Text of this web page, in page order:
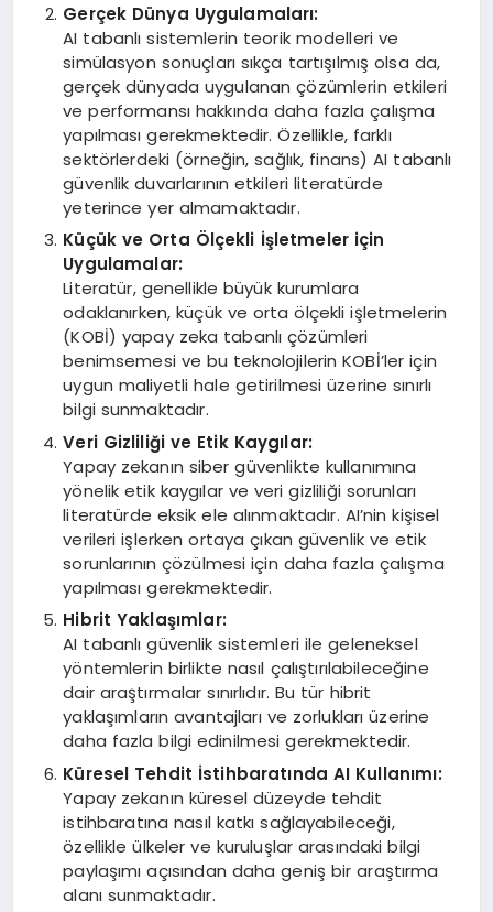
Gerçek Dünya Uygulamaları:
AI tabanlı sistemlerin teorik modelleri ve
simülasyon sonuçları sıkça tartışılmış olsa da,
gerçek dünyada uygulanan çözümlerin etkileri
ve performansı hakkında daha fazla çalışma
yapılması gerekmektedir. Özellikle, farklı
sektörlerdeki (örneğin, sağlık, finans) AI tabanlı
güvenlik duvarlarının etkileri literatürde
yeterince yer almamaktadır.
Küçük ve Orta Ölçekli İşletmeler için
Uygulamalar:
Literatür, genellikle büyük kurumlara
odaklanırken, küçük ve orta ölçekli işletmelerin
(KOBİ) yapay zeka tabanlı çözümleri
benimsemesi ve bu teknolojilerin KOBİ’ler için
uygun maliyetli hale getirilmesi üzerine sınırlı
bilgi sunmaktadır.
Veri Gizliliği ve Etik Kaygılar:
Yapay zekanın siber güvenlikte kullanımına
yönelik etik kaygılar ve veri gizliliği sorunları
literatürde eksik ele alınmaktadır. AI’nin kişisel
verileri işlerken ortaya çıkan güvenlik ve etik
sorunlarının çözülmesi için daha fazla çalışma
yapılması gerekmektedir.
Hibrit Yaklaşımlar:
AI tabanlı güvenlik sistemleri ile geleneksel
yöntemlerin birlikte nasıl çalıştırılabileceğine
dair araştırmalar sınırlıdır. Bu tür hibrit
yaklaşımların avantajları ve zorlukları üzerine
daha fazla bilgi edinilmesi gerekmektedir.
Küresel Tehdit İstihbaratında AI Kullanımı:
Yapay zekanın küresel düzeyde tehdit
istihbaratına nasıl katkı sağlayabileceği,
özellikle ülkeler ve kuruluşlar arasındaki bilgi
paylaşımı açısından daha geniş bir araştırma
alanı sunmaktadır.